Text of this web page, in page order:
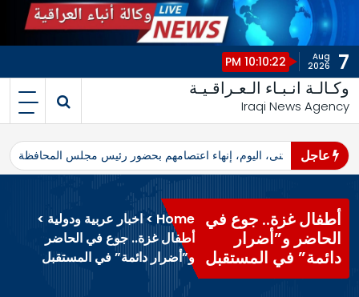
i
t
7
Aug
2026
10:10:22 PM
وكـالـة انـبـاء الـعـراقـيـة
Iraqi News Agency
عاجل
محافظ المثنى، اليوم، إنهاء اعتصامهم بحضور رئيس مجلس المحافظة
أطفال غزة.. جوع في
الحاضر و”أضرار
دائمة” في المستقبل
Home
>اخبار عربية ودولية >
أطفال غزة.. جوع في الحاضر
و”أضرار دائمة” في المستقبل